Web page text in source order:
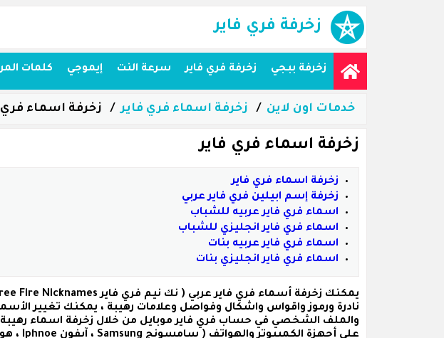
زخرفة فري فاير
زخرفة ببجي زخرفة فري فاير سرعة النت إيموجي كلمات
خدمات اون لاين زخرفة اسماء فري فاير زخرفة اسماء فري
زخرفة اسماء فري فاير
زخرفة اسماء فري فاير
زخرفة إسم ابيلين فري فاير عربي
اسماء فري فاير عربيه للشباب
اسماء فري فاير انجليزي للشباب
اسماء فري فاير عربيه بنات
اسماء فري فاير انجليزي بنات
يمكنك زخرفة أسماء فري فاير عربي
نادرة ورموز واقواس واشكال وفواصل وعلامات رهيبة ، يمكنك تغيير
والملف الشخصي في حساب فري فاير موبايل من خلال زخرفة اسماء رهيبة